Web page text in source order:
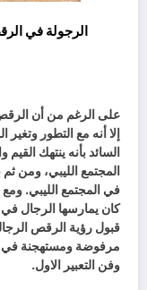
الرجولة في
على الرغم من أن
إلا أنه مع التطور
السائد بأنه ينتهك القيم
المجتمع الليبي، ومن
في المجتمع الليبي.
كان يمارسها الرجال
قبول رؤية الرقص
مرفوضة ومستهجنة في
وفن التعبير الاول.